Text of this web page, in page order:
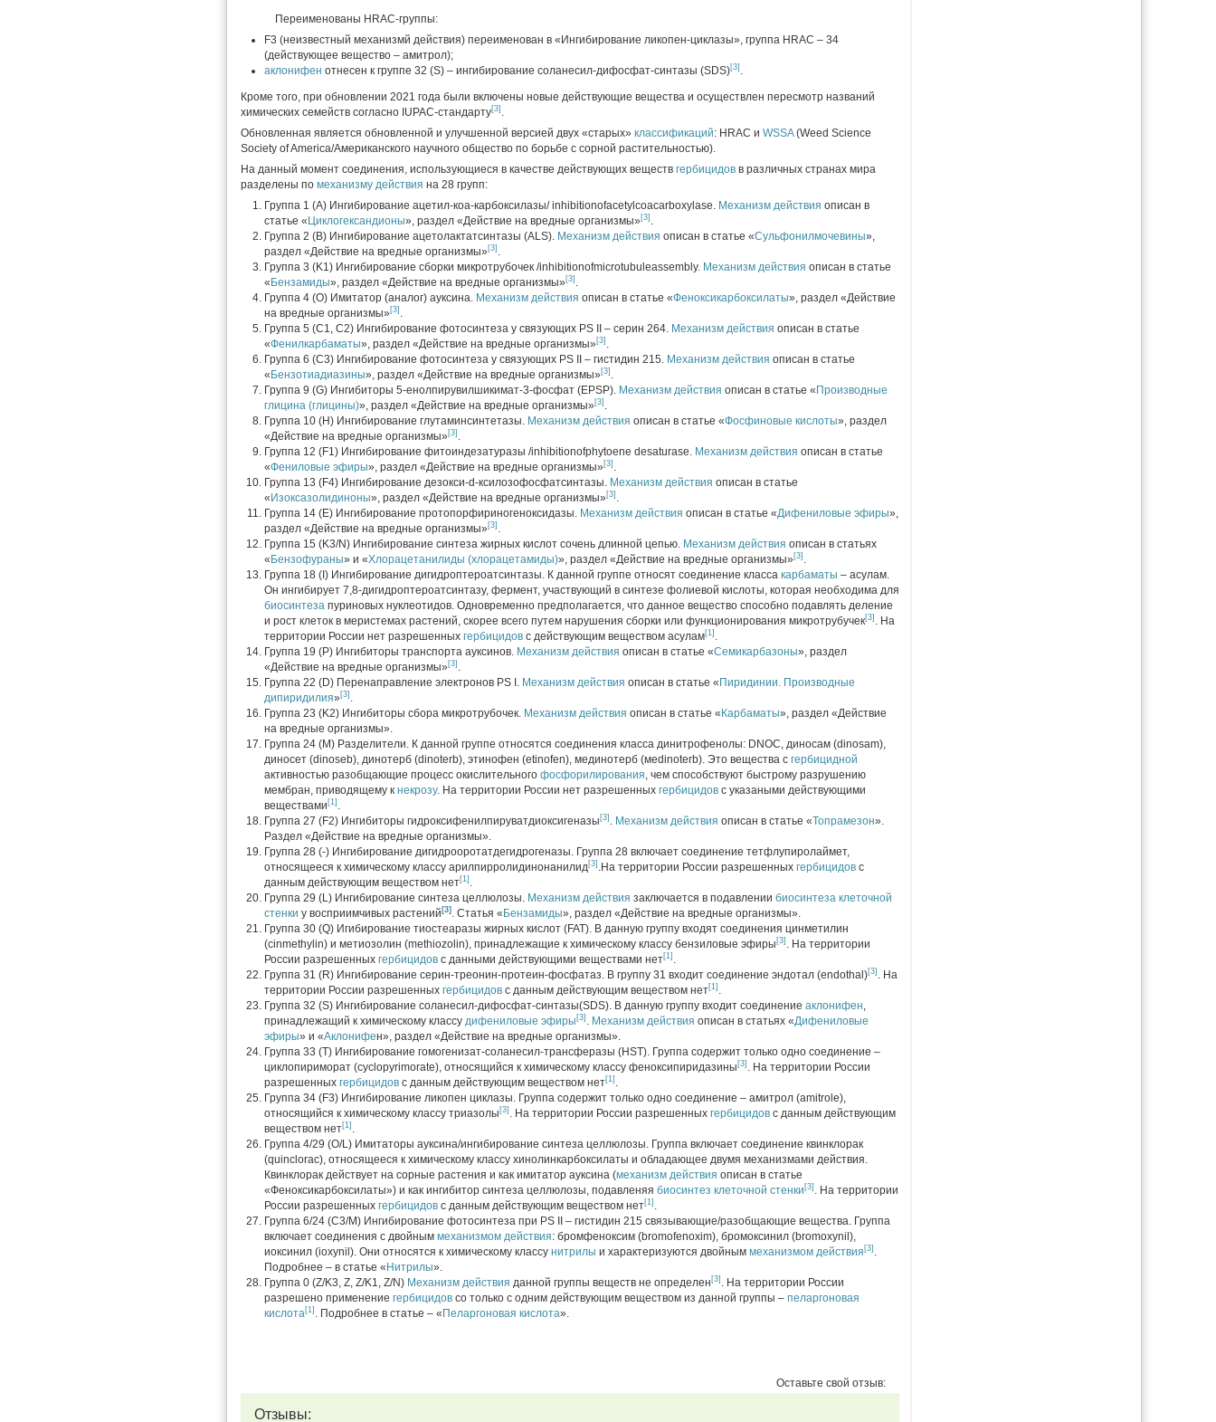
Переименованы HRAC-группы:
F3 (неизвестный механизмй действия) переименован в «Ингибирование ликопен-циклазы», группа HRAC – 34
(действующее вещество – амитрол);
аклонифен отнесен к группе 32 (S) – ингибирование соланесил-дифосфат-синтазы (SDS)[3] .
Кроме того, при обновлении 2021 года были включены новые действующие вещества и осуществлен пересмотр названий
химических семейств согласно IUPAC-стандарту[3] .
Обновленная является обновленной и улучшенной версией двух «старых» классификаций: HRAC и WSSA(Weed Science
Society of America/Американского научного общество по борьбе с сорной растительностью).
На данный момент соединения, использующиеся в качестве действующих веществ гербицидов в различных странах мира
разделены по механизму действия на 28 групп:
Группа 1 (A) Ингибирование ацетил-коа-карбоксилазы/ inhibitionofacetylcoacarboxylase. Механизм действия описан в
статье « Циклогександионы», раздел «Действие на вредные организмы»[3] .
Группа 2 (B) Ингибирование ацетолактатсинтазы (ALS). Механизм действия описан в статье «Сульфонилмочевины»,
раздел «Действие на вредные организмы»[3] .
Группа 3 (K1) Ингибирование сборки микротрубочек /inhibitionofmicrotubuleassembly. Механизм действия описан в статье
« Бензамиды», раздел «Действие на вредные организмы»[3] .
Группа 4 (O) Имитатор (аналог) ауксина. Механизм действия описан в статье «Феноксикарбоксилаты», раздел «Действие
на вредные организмы»[3] .
Группа 5 (C1, C2) Ингибирование фотосинтеза у связующих PS II – серин 264. Механизм действия описан в статье
«Фенилкарбаматы», раздел «Действие на вредные организмы»[3] .
Группа 6 (С3) Ингибирование фотосинтеза у связующих PS II – гистидин 215. Механизм действия описан в статье
« Бензотиадиазины», раздел «Действие на вредные организмы»[3] .
Группа 9 (G) Ингибиторы 5-енолпирувилшикимат-3-фосфат (EPSP). Механизм действия описан в статье « Производные
глицина (глицины)», раздел «Действие на вредные организмы»[3] .
Группа 10 (H) Ингибирование глутаминсинтетазы. Механизм действия описан в статье «Фосфиновые кислоты», раздел
«Действие на вредные организмы»[3] .
Группа 12 (F1) Ингибирование фитоиндезатуразы /inhibitionofphytoene desaturase. Механизм действия описан в статье
«Фениловые эфиры», раздел «Действие на вредные организмы»[3] .
Группа 13 (F4) Ингибирование дезокси-d-ксилозофосфатсинтазы. Механизм действия описан в статье
« Изоксазолидиноны», раздел «Действие на вредные организмы»[3] .
Группа 14 (E) Ингибирование протопорфириногеноксидазы. Механизм действия описан в статье «Дифениловые эфиры»,
раздел «Действие на вредные организмы»[3] .
Группа 15 (K3/N) Ингибирование синтеза жирных кислот сочень длинной цепью. Механизм действия описан в статьях
« Бензофураны» и «Хлорацетанилиды (хлорацетамиды)», раздел «Действие на вредные организмы»[3] .
Группа 18 (I) Ингибирование дигидроптероатсинтазы. К данной группе относят соединение класса карбаматы – асулам.
Он ингибирует 7,8-дигидроптероатсинтазу, фермент, участвующий в синтезе фолиевой кислоты, которая необходима для
биосинтеза пуриновых нуклеотидов. Одновременно предполагается, что данное вещество способно подавлять деление
и рост клеток в меристемах растений, скорее всего путем нарушения сборки или функционирования микротрубучек[3] . На
территории России нет разрешенных гербицидов с действующим веществом асулам[1] .
Группа 19 (P) Ингибиторы транспорта ауксинов. Механизм действия описан в статье «Семикарбазоны», раздел
«Действие на вредные организмы»[3] .
Группа 22 (D) Перенаправление электронов PS I. Механизм действия описан в статье « Пиридинии. Производные
дипиридилия»[3] .
Группа 23 (K2) Ингибиторы сбора микротрубочек. Механизм действия описан в статье « Карбаматы», раздел «Действие
на вредные организмы».
Группа 24 (M) Разделители. К данной группе относятся соединения класса динитрофенолы: DNOC, диносам (dinosam),
диносет (dinoseb), динотерб (dinoterb), этинофен (etinofen), мединотерб (мedinoterb). Это вещества с гербицидной
активностью разобщающие процесс окислительного фосфорилирования, чем способствуют быстрому разрушению
мембран, приводящему к некрозу. На территории России нет разрешенных гербицидов с указаными действующими
веществами [1] .
Группа 27 (F2) Ингибиторы гидроксифенилпируватдиоксигеназы [3] . Механизм действия описан в статье «Топрамезон».
Раздел «Действие на вредные организмы».
Группа 28 (-) Ингибирование дигидрооротатдегидрогеназы. Группа 28 включает соединение тетфлупиролаймет,
относящееся к химическому классу арилпирролидинонанилид[3] .На территории России разрешенных гербицидов с
данным действующим веществом нет[1] .
Группа 29 (L) Ингибирование синтеза целлюлозы. Механизм действия заключается в подавлении биосинтеза клеточной
стенки у восприимчивых растений [3] . Статья « Бензамиды», раздел «Действие на вредные организмы».
Группа 30 (Q) Игибирование тиостеаразы жирных кислот (FAT). В данную группу входят соединения цинметилин
(cinmethylin) и метиозолин (methiozolin), принадлежащие к химическому классу бензиловые эфиры [3] . На территории
России разрешенных гербицидов с данными действующими веществами нет[1] .
Группа 31 (R) Ингибирование серин-треонин-протеин-фосфатаз. В группу 31 входит соединение эндотал (endothal)[3] . На
территории России разрешенных гербицидов с данным действующим веществом нет[1] .
Группа 32 (S) Ингибирование соланесил-дифосфат-синтазы(SDS). В данную группу входит соединение аклонифен,
принадлежащий к химическому классу дифениловые эфиры [3] . Механизм действия описан в статьях «Дифениловые
эфиры» и «Аклонифен», раздел «Действие на вредные организмы».
Группа 33 (T) Ингибирование гомогенизат-соланесил-трансферазы (HST). Группа содержит только одно соединение –
циклопириморат (cyclopyrimorate), относящийся к химическому классу феноксипиридазины [3] . На территории России
разрешенных гербицидов с данным действующим веществом нет[1] .
Группа 34 (F3) Ингибирование ликопен циклазы. Группа содержит только одно соединение – амитрол (amitrole),
относящийся к химическому классу триазолы [3] . На территории России разрешенных гербицидов с данным действующим
веществом нет[1] .
Группа 4/29 (O/L) Имитаторы ауксина/ингибирование синтеза целлюлозы. Группа включает соединение квинклорак
(quinclorac), относящееся к химическому классу хинолинкарбоксилаты и обладающее двумя механизмами действия.
Квинклорак действует на сорные растения и как имитатор ауксина (механизм действия описан в статье
«Феноксикарбоксилаты») и как ингибитор синтеза целлюлозы, подавленяя биосинтез клеточной стенки [3] . На территории
России разрешенных гербицидов с данным действующим веществом нет[1] .
Группа 6/24 (C3/M) Ингибирование фотосинтеза при PS II – гистидин 215 связывающие/разобщающие вещества. Группа
включает соединения с двойным механизмом действия: бромфеноксим (bromofenoxim), бромоксинил (bromoxynil),
иоксинил (ioxynil). Они относятся к химическому классу нитрилы и характеризуются двойным механизмом действия [3] .
Подробнее – в статье « Нитрилы».
Группа 0 (Z/K3, Z, Z/K1, Z/N) Механизм действия данной группы веществ не определен [3] . На территории России
разрешено применение гербицидов со только с одним действующим веществом из данной группы – пеларгоновая
кислота[1] . Подробнее в статье – « Пеларгоновая кислота».
Оставьте свой отзыв:
Отзывы: